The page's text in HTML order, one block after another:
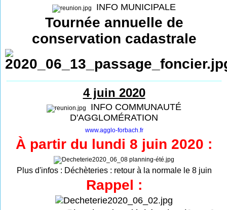
INFO MUNICIPALE
Tournée annuelle de
conservation cadastrale
4 juin 2020
INFO COMMUNAUTÉ
D'AGGLOMÉRATION
www.agglo-forbach.fr
À partir du lundi 8 juin 2020 :
Plus d'infos : Déchèteries : retour à la normale le 8 juin
Rappel :